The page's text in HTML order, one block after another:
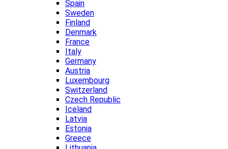
Spain
Sweden
Finland
Denmark
France
Italy
Germany
Austria
Luxembourg
Switzerland
Czech Republic
Iceland
Latvia
Estonia
Greece